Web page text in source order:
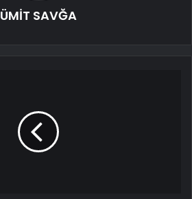
ÜMİT SAVĞA